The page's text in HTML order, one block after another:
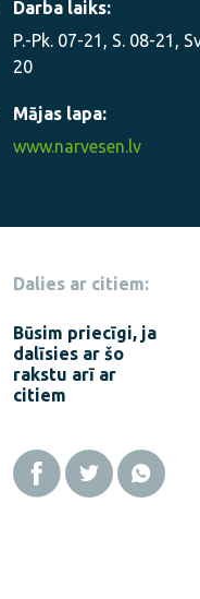
Darba laiks:
P.-Pk. 07-21, S. 08-21,
20
Mājas lapa:
www.narvesen.lv
Dalies ar citiem:
Būsim priecīgi, ja
dalīsies ar šo
rakstu arī ar
citiem